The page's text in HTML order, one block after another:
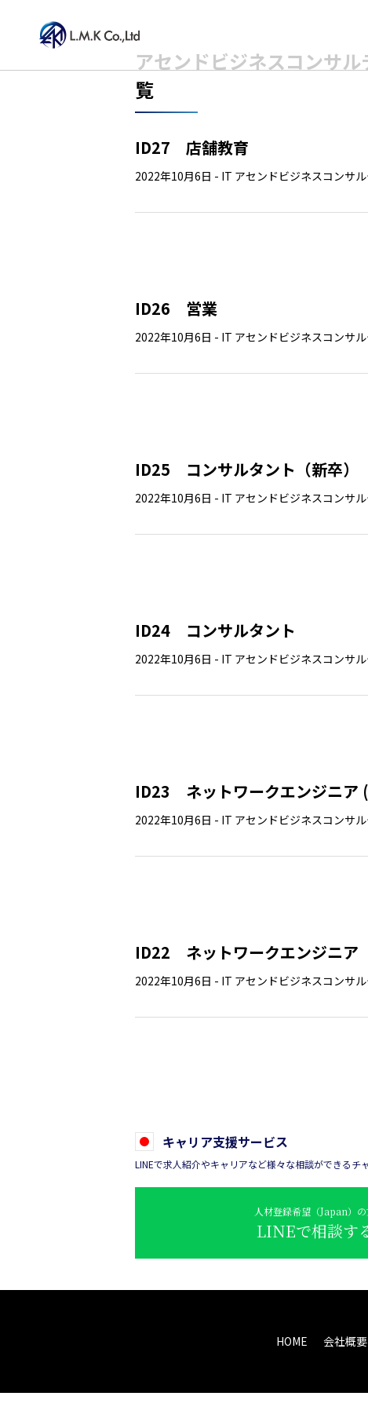
to
アセンドビジネスコンサ
覧
ID27 店舗教育
2022年10月6日 - IT アセンドビジネスコンサ
ID26 営業
2022年10月6日 - IT アセンドビジネスコンサ
ID25 コンサルタント（新卒）
2022年10月6日 - IT アセンドビジネスコンサ
ID24 コンサルタント
2022年10月6日 - IT アセンドビジネスコンサ
ID23 ネットワークエンジニア
2022年10月6日 - IT アセンドビジネスコンサ
ID22 ネットワークエンジニア
2022年10月6日 - IT アセンドビジネスコンサ
キャリア支援サービス
LINEで求人紹介やキャリアなど様々な相談ができるチ
人材登録希望（Japan）の
LINEで相談す
HOME 会社概要